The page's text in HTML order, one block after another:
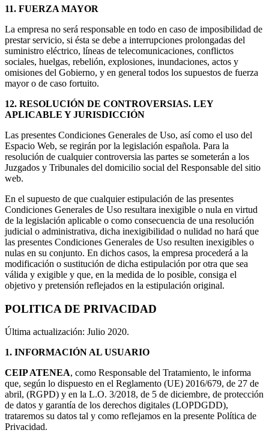
11. FUERZA MAYOR
La empresa no será responsable en todo en caso de imposibilidad de
prestar servicio, si ésta se debe a interrupciones prolongadas del
suministro eléctrico, líneas de telecomunicaciones, conflictos
sociales, huelgas, rebelión, explosiones, inundaciones, actos y
omisiones del Gobierno, y en general todos los supuestos de fuerza
mayor o de caso fortuito.
12. RESOLUCIÓN DE CONTROVERSIAS. LEY
APLICABLE Y JURISDICCIÓN
Las presentes Condiciones Generales de Uso, así como el uso del
Espacio Web, se regirán por la legislación española. Para la
resolución de cualquier controversia las partes se someterán a los
Juzgados y Tribunales del domicilio social del Responsable del sitio
web.
En el supuesto de que cualquier estipulación de las presentes
Condiciones Generales de Uso resultara inexigible o nula en virtud
de la legislación aplicable o como consecuencia de una resolución
judicial o administrativa, dicha inexigibilidad o nulidad no hará que
las presentes Condiciones Generales de Uso resulten inexigibles o
nulas en su conjunto. En dichos casos, la empresa procederá a la
modificación o sustitución de dicha estipulación por otra que sea
válida y exigible y que, en la medida de lo posible, consiga el
objetivo y pretensión reflejados en la estipulación original.
POLITICA DE PRIVACIDAD
Última actualización: Julio 2020.
1. INFORMACIÓN AL USUARIO
CEIP ATENEA, como Responsable del Tratamiento, le informa
que, según lo dispuesto en el Reglamento (UE) 2016/679, de 27 de
abril, (RGPD) y en la L.O. 3/2018, de 5 de diciembre, de protección
de datos y garantía de los derechos digitales (LOPDGDD),
trataremos su datos tal y como reflejamos en la presente Política de
Privacidad.